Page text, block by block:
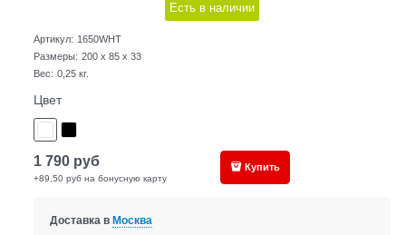
Есть в наличии
Артикул: 1650WHT
Размеры: 200 x 85 x 33
Вес: 0,25 кг.
Цвет
1 790 руб
+89,50 руб на бонусную карту
Купить
Доставка в Москва